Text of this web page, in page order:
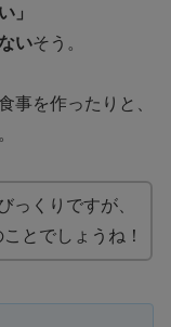
」
いそう。
事を作ったりと、
っくりですが、
とでしょうね！